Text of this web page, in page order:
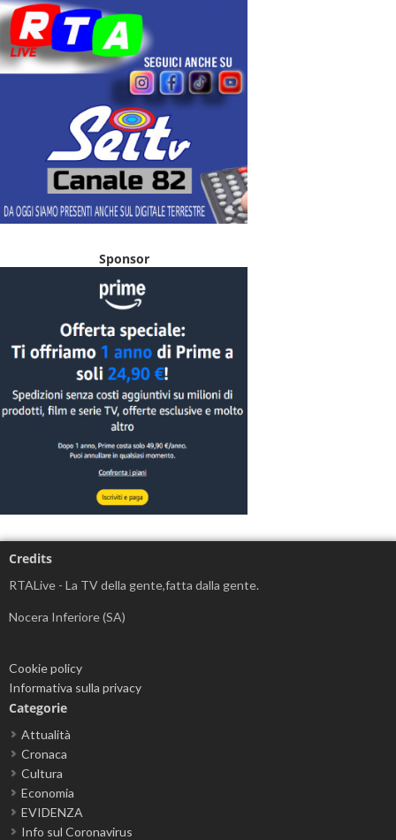
Sponsor
Credits
RTALive - La TV della gente,fatta dalla gente.
Nocera Inferiore (SA)
Cookie policy
Informativa sulla privacy
Categorie
Attualità
Cronaca
Cultura
Economia
EVIDENZA
Info sul Coronavirus